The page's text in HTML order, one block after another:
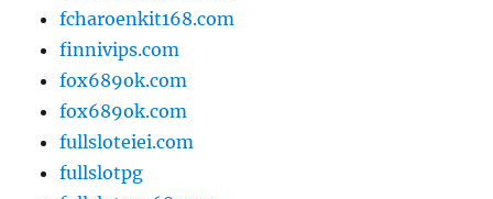
fcharoenkit168.com
finnivips.com
fox689ok.com
fox689ok.com
fullsloteiei.com
fullslotpg